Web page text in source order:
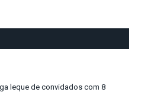
leque de convidados com 8